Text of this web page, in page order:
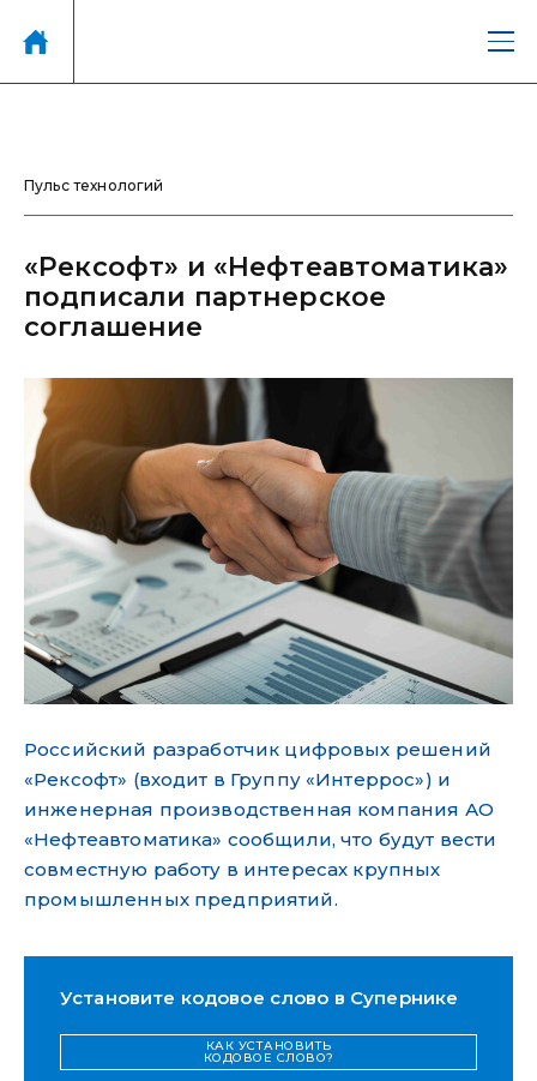
Пульс технологий
«Рексофт» и «Нефтеавтоматика»
подписали партнерское
соглашение
Российский разработчик цифровых решений
«Рексофт» (входит в Группу «Интеррос») и
инженерная производственная компания АО
«Нефтеавтоматика» сообщили, что будут вести
совместную работу в интересах крупных
промышленных предприятий.
Установите кодовое слово в Супернике
КАК УСТАНОВИТЬ
КОДОВОЕ СЛОВО?